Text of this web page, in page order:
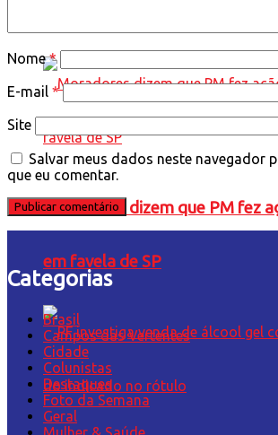
Moradores dizem que PM fez
em favela de SP
Nome*
E-mail *
Site
Salvar meus dados neste navegador
que eu comentar.
Categorias
Brasil
Campos das Vertentes
Cidade
Colunistas
Destaques
Foto da Semana
Geral